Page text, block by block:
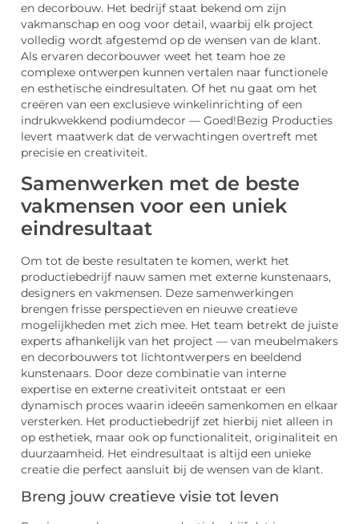
en decorbouw. Het bedrijf staat bekend om zijn
vakmanschap en oog voor detail, waarbij elk project
volledig wordt afgestemd op de wensen van de klant.
Als ervaren decorbouwer weet het team hoe ze
complexe ontwerpen kunnen vertalen naar functionele
en esthetische eindresultaten. Of het nu gaat om het
creëren van een exclusieve winkelinrichting of een
indrukwekkend podiumdecor — Goed!Bezig Producties
levert maatwerk dat de verwachtingen overtreft met
precisie en creativiteit.
Samenwerken met de beste
vakmensen voor een uniek
eindresultaat
Om tot de beste resultaten te komen, werkt het
productiebedrijf nauw samen met externe kunstenaars,
designers en vakmensen. Deze samenwerkingen
brengen frisse perspectieven en nieuwe creatieve
mogelijkheden met zich mee. Het team betrekt de juiste
experts afhankelijk van het project — van meubelmakers
en decorbouwers tot lichtontwerpers en beeldend
kunstenaars. Door deze combinatie van interne
expertise en externe creativiteit ontstaat er een
dynamisch proces waarin ideeën samenkomen en elkaar
versterken. Het productiebedrijf zet hierbij niet alleen in
op esthetiek, maar ook op functionaliteit, originaliteit en
duurzaamheid. Het eindresultaat is altijd een unieke
creatie die perfect aansluit bij de wensen van de klant.
Breng jouw creatieve visie tot leven